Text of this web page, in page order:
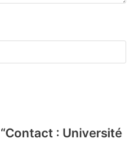
: Université